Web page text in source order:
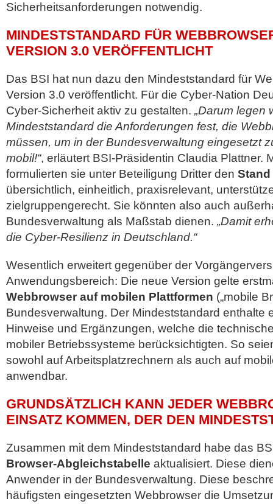
Sicherheitsanforderungen notwendig.
MINDESTSTANDARD FÜR
VERSION 3.0 VERÖFFENTLICHT
Das BSI hat nun dazu den Mindeststandard für
Version 3.0 veröffentlicht. Für die Cyber-Nation
Cyber-Sicherheit aktiv zu gestalten. „Darum legen
Mindeststandard die Anforderungen fest, die
müssen, um in der Bundesverwaltung eingesetzt
mobil!“, erläutert BSI-Präsidentin Claudia Plattner.
formulierten sie unter Beteiligung Dritter den
übersichtlich, einheitlich, praxisrelevant,
zielgruppengerecht. Sie könnten also auch
Bundesverwaltung als Maßstab dienen. „Damit
die Cyber-Resilienz in Deutschland.“
Wesentlich erweitert gegenüber der
Anwendungsbereich: Die neue Version gelte
Webbrowser auf mobilen Plattformen („mobile
Bundesverwaltung. Der Mindeststandard enthalte
Hinweise und Ergänzungen, welche die
mobiler Betriebssysteme berücksichtigten. So
sowohl auf Arbeitsplatzrechnern als auch auf
anwendbar.
GRUNDSÄTZLICH KANN JEDER
EINSATZ KOMMEN, DER DEN
Zusammen mit dem Mindeststandard habe das
Browser-Abgleichstabelle aktualisiert. Diese
Anwender in der Bundesverwaltung. Diese
häufigsten eingesetzten Webbrowser die